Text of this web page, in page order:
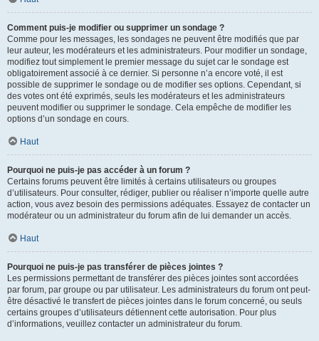
Comment puis-je modifier ou supprimer un sondage ?
Comme pour les messages, les sondages ne peuvent être modifiés que par
leur auteur, les modérateurs et les administrateurs. Pour modifier un sondage,
modifiez tout simplement le premier message du sujet car le sondage est
obligatoirement associé à ce dernier. Si personne n’a encore voté, il est
possible de supprimer le sondage ou de modifier ses options. Cependant, si
des votes ont été exprimés, seuls les modérateurs et les administrateurs
peuvent modifier ou supprimer le sondage. Cela empêche de modifier les
options d’un sondage en cours.
Haut
Pourquoi ne puis-je pas accéder à un forum ?
Certains forums peuvent être limités à certains utilisateurs ou groupes
d’utilisateurs. Pour consulter, rédiger, publier ou réaliser n’importe quelle autre
action, vous avez besoin des permissions adéquates. Essayez de contacter un
modérateur ou un administrateur du forum afin de lui demander un accès.
Haut
Pourquoi ne puis-je pas transférer de pièces jointes ?
Les permissions permettant de transférer des pièces jointes sont accordées
par forum, par groupe ou par utilisateur. Les administrateurs du forum ont peut-
être désactivé le transfert de pièces jointes dans le forum concerné, ou seuls
certains groupes d’utilisateurs détiennent cette autorisation. Pour plus
d’informations, veuillez contacter un administrateur du forum.